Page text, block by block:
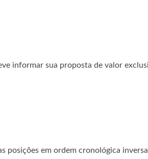
informar sua proposta de valor
posições em ordem cronológica